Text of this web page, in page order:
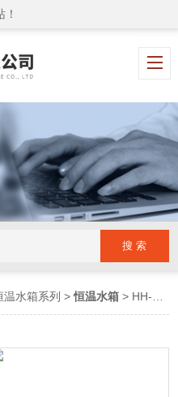
温水箱系列 >恒温水箱 > HH-W600恒温水箱